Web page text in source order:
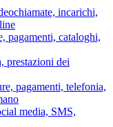
incarichi,
pagamenti, cataloghi,
prestazioni dei
pagamenti, telefonia,
media, SMS,